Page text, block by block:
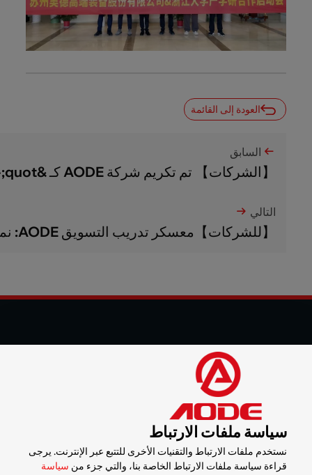
العودة إلى القائمة
السابق
【الشركات】 تم تكريم شركة AODE كـ &quot;حرفي العصر&q...
التالي
【للشركات】معسكر تدريب التسويق AODE: نمو العلامة الت...
خريطة الموقع
سياسة الخصوصية
سياسة ملفات الارتباط
سياسة ملفات الارتباط
نستخدم ملفات الارتباط والتقنيات الأخرى للتتبع عبر الإنترنت. يرجى
قراءة سياسة ملفات الارتباط الخاصة بنا، والتي جزء من سياسة